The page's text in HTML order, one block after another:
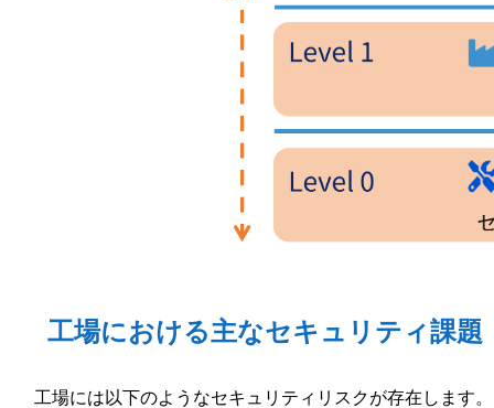
工場における主なセキュリティ課題
工場には以下のようなセキュリティリスクが存在します。